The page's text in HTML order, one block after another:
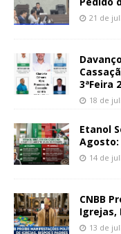
21 de
3ªFeira
18 de
Etanol
Agosto:
14 de
CNBB
Igrejas,
13 de